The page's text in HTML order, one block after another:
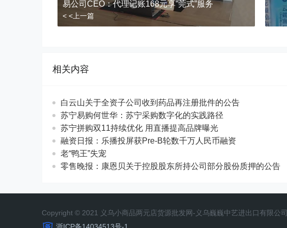
易公司CEO：代理记账168元享”莞式”服务
< <上一篇
相关内容
白云山关于全资子公司收到药品再注册批件的公告
苏宁易购何世华：苏宁采购数字化的实践路径
苏宁拼购双11持续优化 用直播提高品牌曝光
融资日报：乐播投屏获Pre-B轮数千万人民币融资
老“鸭王”失宠
零售晚报：康恩贝关于控股股东所持公司部分股份质押的公告
Copyright © 2021 义乌小商品两元店货源批发网-义乌巍巍中艺进出口有限公司
浙ICP备14034513号-1